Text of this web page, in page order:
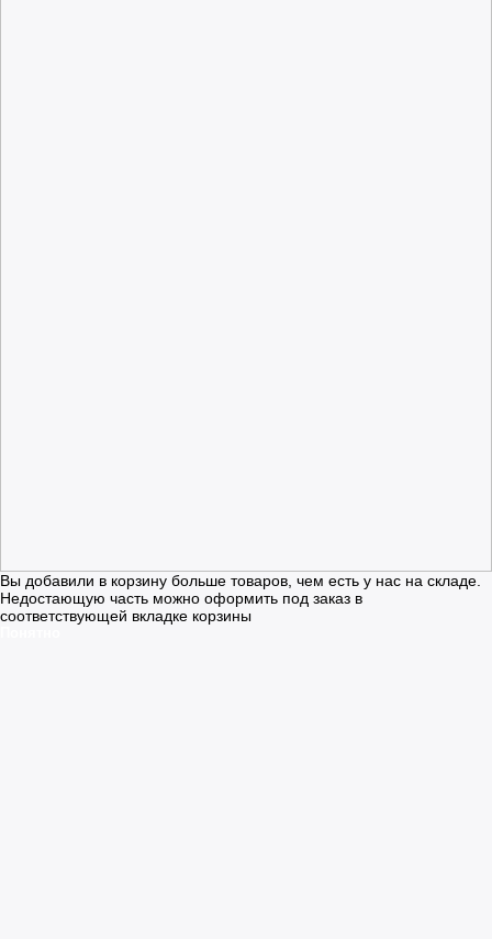
Вы добавили в корзину больше товаров, чем есть у нас на складе.
Недостающую часть можно оформить под заказ в
соответствующей вкладке корзины